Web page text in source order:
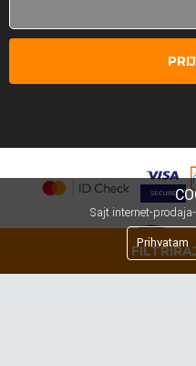
Sajt internet-
Prihvatam